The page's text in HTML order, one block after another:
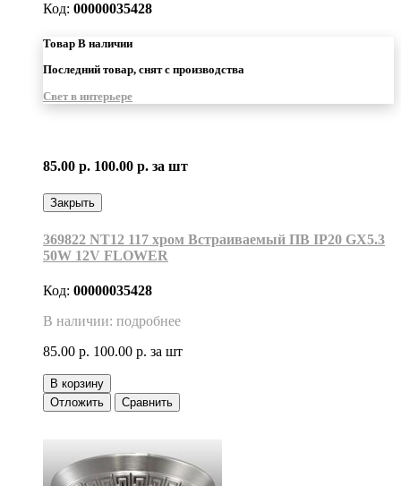
Код: 00000035428
Товар В наличии
Последний товар, снят с производства
Свет в интерьере
85.00 р. 100.00 р. за шт
Закрыть
369822 NT12 117 хром Встраиваемый ПВ IP20 GX5.3
50W 12V FLOWER
Код: 00000035428
В наличии: подробнее
85.00 р. 100.00 р. за шт
В корзину
Отложить
Сравнить